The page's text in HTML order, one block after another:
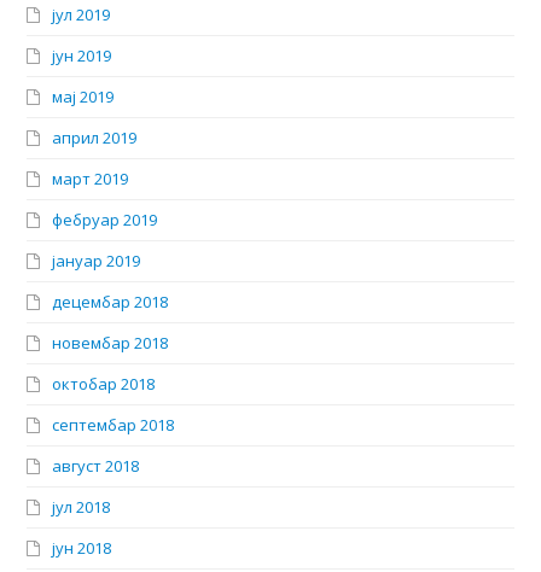
јул 2019
јун 2019
мај 2019
април 2019
март 2019
фебруар 2019
јануар 2019
децембар 2018
новембар 2018
октобар 2018
септембар 2018
август 2018
јул 2018
јун 2018